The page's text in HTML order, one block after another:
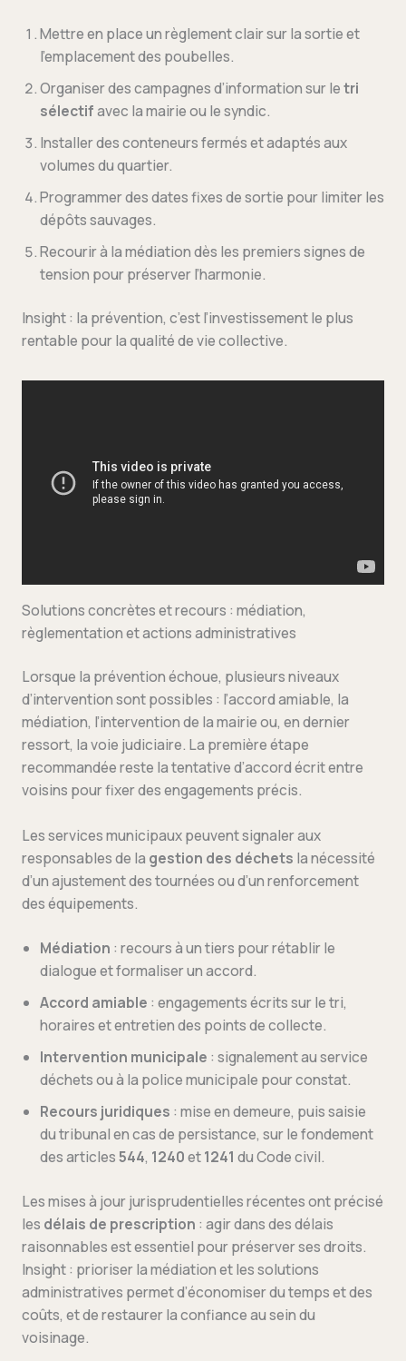
Mettre en place un règlement clair sur la sortie et
l’emplacement des poubelles.
Organiser des campagnes d’information sur letri
sélectifavec la mairie ou le syndic.
Installer des conteneurs fermés et adaptés aux
volumes du quartier.
Programmer des dates fixes de sortie pour limiter les
dépôts sauvages.
Recourir à la médiation dès les premiers signes de
tension pour préserver l’harmonie.
Insight : la prévention, c’est l’investissement le plus
rentable pour la qualité de vie collective.
Solutions concrètes et recours : médiation,
règlementation et actions administratives
Lorsque la prévention échoue, plusieurs niveaux
d’intervention sont possibles : l’accord amiable, la
médiation, l’intervention de la mairie ou, en dernier
ressort, la voie judiciaire. La première étape
recommandée reste la tentative d’accord écrit entre
voisins pour fixer des engagements précis.
Les services municipaux peuvent signaler aux
responsables de la gestion des déchets la nécessité
d’un ajustement des tournées ou d’un renforcement
des équipements.
Médiation : recours à un tiers pour rétablir le
dialogue et formaliser un accord.
Accord amiable : engagements écrits sur le tri,
horaires et entretien des points de collecte.
Intervention municipale : signalement au service
déchets ou à la police municipale pour constat.
Recours juridiques : mise en demeure, puis saisie
du tribunal en cas de persistance, sur le fondement
des articles544, 1240et1241 du Code civil.
Les mises à jour jurisprudentielles récentes ont précisé
les délais de prescription : agir dans des délais
raisonnables est essentiel pour préserver ses droits.
Insight : prioriser la médiation et les solutions
administratives permet d’économiser du temps et des
coûts, et de restaurer la confiance au sein du
voisinage.